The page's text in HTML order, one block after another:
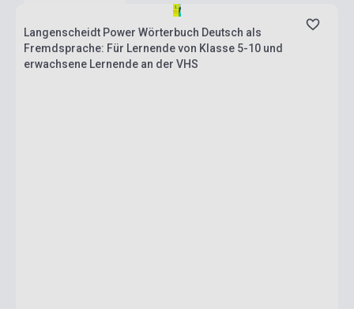
Langenscheidt Power Wörterbuch Deutsch als
Fremdsprache: Für Lernende von Klasse 5-10 und
erwachsene Lernende an der VHS